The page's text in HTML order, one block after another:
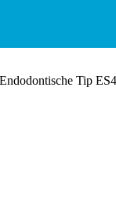
Tip ES4